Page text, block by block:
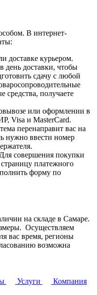
В интернет-
доставке курьером.
день доставки, чтобы
сдачу с любой
средства, получаете
или оформлении в
Visa и MasterCard.
перенаправит вас на
нужно ввести номер
совершения покупки
платежного
форму по
на складе в Самаре.
Осуществляем
вас время, регионы
возможна
Услуги
Компания